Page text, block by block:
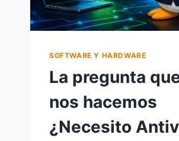
SOFTWARE Y HARDWARE
La pregunta
nos hacemos
¿Necesito